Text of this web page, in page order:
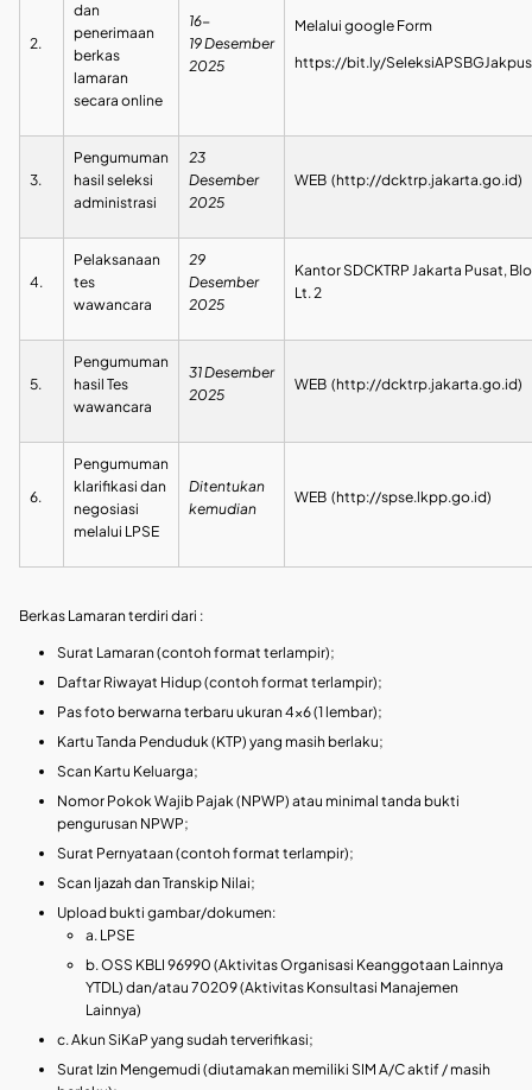
2.
dan
penerimaan
berkas
lamaran
secara online
16-
19Desember
2025
Melalui google Form
https://bit.ly/
3.
Pengumuman
hasil seleksi
administrasi
23
Desember
2025
WEB (http://dcktrp.jakarta.go.id)
4.
Pelaksanaan
tes
wawancara
29
Desember
2025
Kantor SDCKTRP Jakarta Pusat,
Lt. 2
5.
Pengumuman
hasil Tes
wawancara
31 Desember
2025
WEB (http://dcktrp.jakarta.go.id)
6.
Pengumuman
klarifikasi dan
negosiasi
melalui LPSE
Ditentukan
kemudian
WEB (http://spse.lkpp.go.id)
Berkas Lamaran terdiri dari :
Surat Lamaran (contoh format terlampir);
Daftar Riwayat Hidup (contoh format terlampir);
Pas foto berwarna terbaru ukuran 4×6 (1 lembar);
Kartu Tanda Penduduk (KTP) yang masih berlaku;
Scan Kartu Keluarga;
Nomor Pokok Wajib Pajak (NPWP) atau minimal tanda bukti
pengurusan NPWP;
Surat Pernyataan (contoh format terlampir);
Scan Ijazah dan Transkip Nilai;
Upload bukti gambar/dokumen:
a. LPSE
b. OSS KBLI 96990 (Aktivitas Organisasi Keanggotaan Lainnya
YTDL) dan/atau 70209 (Aktivitas Konsultasi Manajemen
Lainnya)
c. Akun SiKaP yang sudah terverifikasi;
Surat Izin Mengemudi (diutamakan memiliki SIM A/C aktif / masih